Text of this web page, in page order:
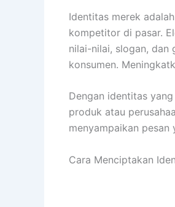
Identitas merek
kompetitor di pasar.
nilai-nilai, slogan, dan
konsumen.
Dengan identitas
produk atau
menyampaikan
Cara Menciptakan